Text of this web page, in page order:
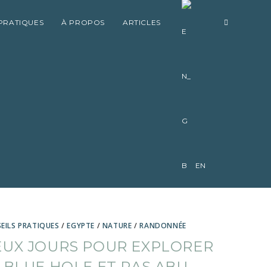
À PROPOS ARTICLES
EN
TOGGLE
PRATIQUES /EGYPTE / NATURE /RANDONNÉE
JOURS POUR EXPLORER